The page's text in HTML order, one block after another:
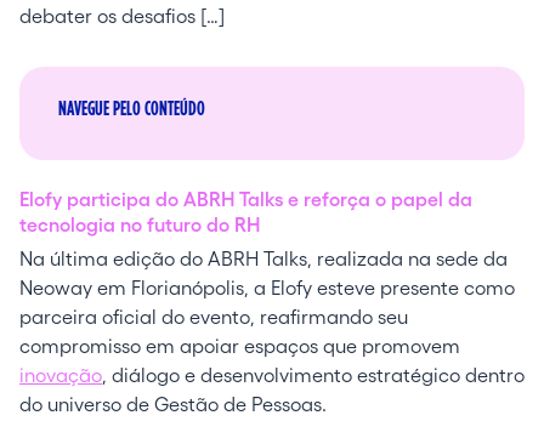
debater os desafios […]
NAVEGUE PELO CONTEÚDO
Elofy participa do ABRH Talks e reforça o papel da
tecnologia no futuro do RH
Na última edição do ABRH Talks, realizada na sede da
Neoway em Florianópolis, a Elofy esteve presente como
parceira oficial do evento, reafirmando seu
compromisso em apoiar espaços que promovem
inovação, diálogo e desenvolvimento estratégico dentro
do universo de Gestão de Pessoas.